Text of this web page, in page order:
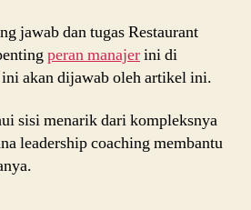
jawab dan tugas Restaurant
peran manajerini di
ini akan dijawab oleh artikel ini.
sisi menarik dari kompleksnya
leadership coaching membantu